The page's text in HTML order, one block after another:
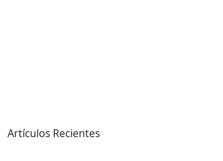
Artículos Recientes